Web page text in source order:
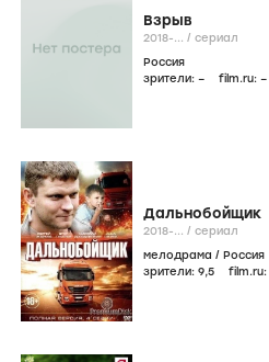
Взрыв
2018-... / сериал
Россия
зрители: – film.ru: –
Дальнобойщик
2018-... / сериал
мелодрама / Россия
зрители: 9,5 film.ru: